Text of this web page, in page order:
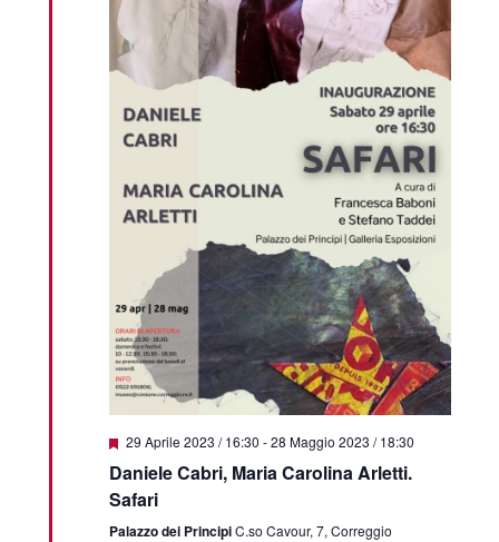
Featured
29 Aprile 2023 / 16:30 -28 Maggio 2023 / 18:30
Daniele Cabri, Maria Carolina Arletti.
Safari
Palazzo dei PrincipiC.so Cavour, 7, Correggio